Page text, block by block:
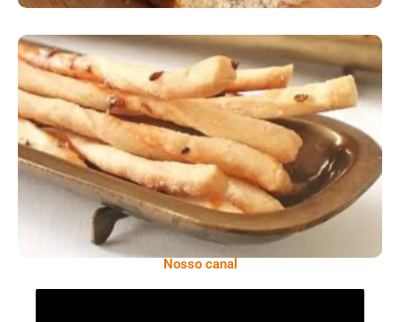
Comer Bem: Palitinhos De Cebola E Salsa
Nosso canal